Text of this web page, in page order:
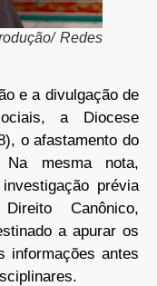
Redes
e a divulgação de
a Diocese
o afastamento do
mesma nota,
prévia
Canônico,
a apurar os
informações antes